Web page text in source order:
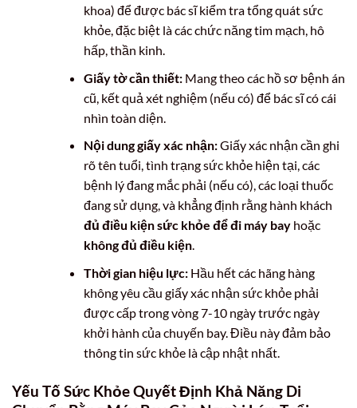
khoa) để được bác sĩ kiểm tra tổng quát sức
khỏe, đặc biệt là các chức năng tim mạch, hô
hấp, thần kinh.
Giấy tờ cần thiết:Mang theo các hồ sơ bệnh án
cũ, kết quả xét nghiệm (nếu có) để bác sĩ có cái
nhìn toàn diện.
Nội dung giấy xác nhận:Giấy xác nhận cần ghi
rõ tên tuổi, tình trạng sức khỏe hiện tại, các
bệnh lý đang mắc phải (nếu có), các loại thuốc
đang sử dụng, và khẳng định rằng hành khách
đủ điều kiện sức khỏe để đi máy bayhoặc
không đủ điều kiện.
Thời gian hiệu lực:Hầu hết các hãng hàng
không yêu cầu giấy xác nhận sức khỏe phải
được cấp trong vòng 7-10 ngày trước ngày
khởi hành của chuyến bay. Điều này đảm bảo
thông tin sức khỏe là cập nhật nhất.
Yếu Tố Sức Khỏe Quyết Định Khả Năng Di